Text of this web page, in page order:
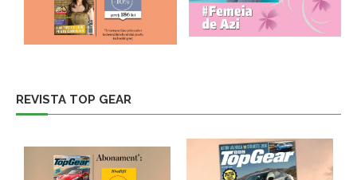
REVISTA TOP GEAR